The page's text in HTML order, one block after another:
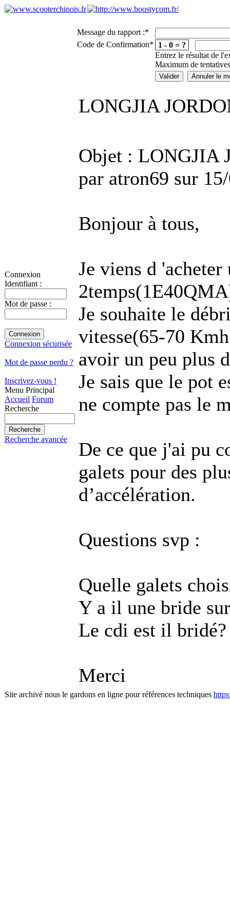
Connexion
Identifiant :
Mot de passe :
Connexion sécurisée
Mot de passe perdu ?
Inscrivez-vous !
Menu Principal
Accueil Forum
Recherche
Recherche avancée
Message du rapport :*
Code de Confirmation*
1 - 0 = ?
Entrez le résultat de
Maximum de
LONGJIA
Objet : LONGJIA
par atron69 sur
Bonjour à tous,
Je viens d
Je souhaite le
vitesse(65-70
avoir un peu plus
Je sais que le pot
ne compte pas le
De ce que j'ai pu
galets pour des
d’accélération.
Questions svp :
Quelle galets
Y a il une bride
Le cdi est il bridé?
Merci
Site archivé nous le gardons en ligne pour références techniques